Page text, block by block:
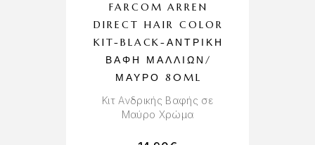
FARCOM ARREN
DIRECT HAIR COLOR
KIT-BLACK-ΑΝΤΡΙΚΉ
ΒΑΦΉ ΜΑΛΛΙΏΝ/
ΜΑΎΡΟ 80ML
Κιτ Ανδρικής Βαφής σε
Μαύρο Χρώμα